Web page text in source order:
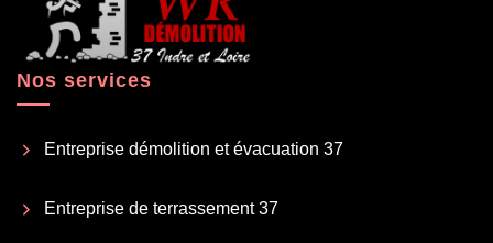
Nos services
Entreprise démolition et évacuation 37
Entreprise de terrassement 37